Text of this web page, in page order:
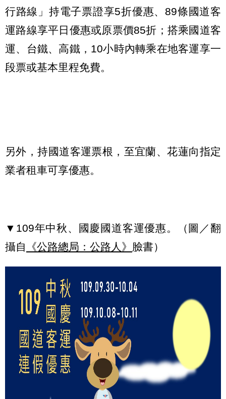
行路線」持電子票證享5折優惠、89條國道客
運路線享平日優惠或原票價85折；搭乘國道客
運、台鐵、高鐵，10小時內轉乘在地客運享一
段票或基本里程免費。
另外，持國道客運票根，至宜蘭、花蓮向指定
業者租車可享優惠。
▼109年中秋、國慶國道客運優惠。（圖／翻
攝自
《公路總局：公路人》 臉書）